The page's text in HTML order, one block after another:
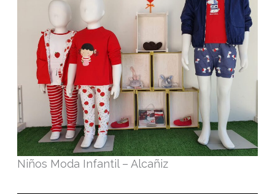
Niños Moda Infantil – Alcañiz